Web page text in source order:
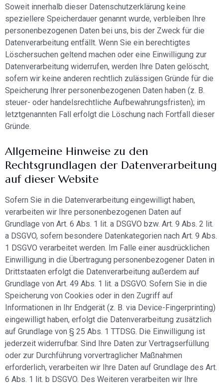
Soweit innerhalb dieser Datenschutzerklärung keine
speziellere Speicherdauer genannt wurde, verbleiben Ihre
personenbezogenen Daten bei uns, bis der Zweck für die
Datenverarbeitung entfällt. Wenn Sie ein berechtigtes
Löschersuchen geltend machen oder eine Einwilligung zur
Datenverarbeitung widerrufen, werden Ihre Daten gelöscht,
sofern wir keine anderen rechtlich zulässigen Gründe für die
Speicherung Ihrer personenbezogenen Daten haben (z. B.
steuer- oder handelsrechtliche Aufbewahrungsfristen); im
letztgenannten Fall erfolgt die Löschung nach Fortfall dieser
Gründe.
Allgemeine Hinweise zu den
Rechtsgrundlagen der Datenverarbeitung
auf dieser Website
Sofern Sie in die Datenverarbeitung eingewilligt haben,
verarbeiten wir Ihre personenbezogenen Daten auf
Grundlage von Art. 6 Abs. 1 lit. a DSGVO bzw. Art. 9 Abs. 2 lit.
a DSGVO, sofern besondere Datenkategorien nach Art. 9 Abs.
1 DSGVO verarbeitet werden. Im Falle einer ausdrücklichen
Einwilligung in die Übertragung personenbezogener Daten in
Drittstaaten erfolgt die Datenverarbeitung außerdem auf
Grundlage von Art. 49 Abs. 1 lit. a DSGVO. Sofern Sie in die
Speicherung von Cookies oder in den Zugriff auf
Informationen in Ihr Endgerät (z. B. via Device-Fingerprinting)
eingewilligt haben, erfolgt die Datenverarbeitung zusätzlich
auf Grundlage von § 25 Abs. 1 TTDSG. Die Einwilligung ist
jederzeit widerrufbar. Sind Ihre Daten zur Vertragserfüllung
oder zur Durchführung vorvertraglicher Maßnahmen
erforderlich, verarbeiten wir Ihre Daten auf Grundlage des Art.
6 Abs. 1 lit. b DSGVO. Des Weiteren verarbeiten wir Ihre